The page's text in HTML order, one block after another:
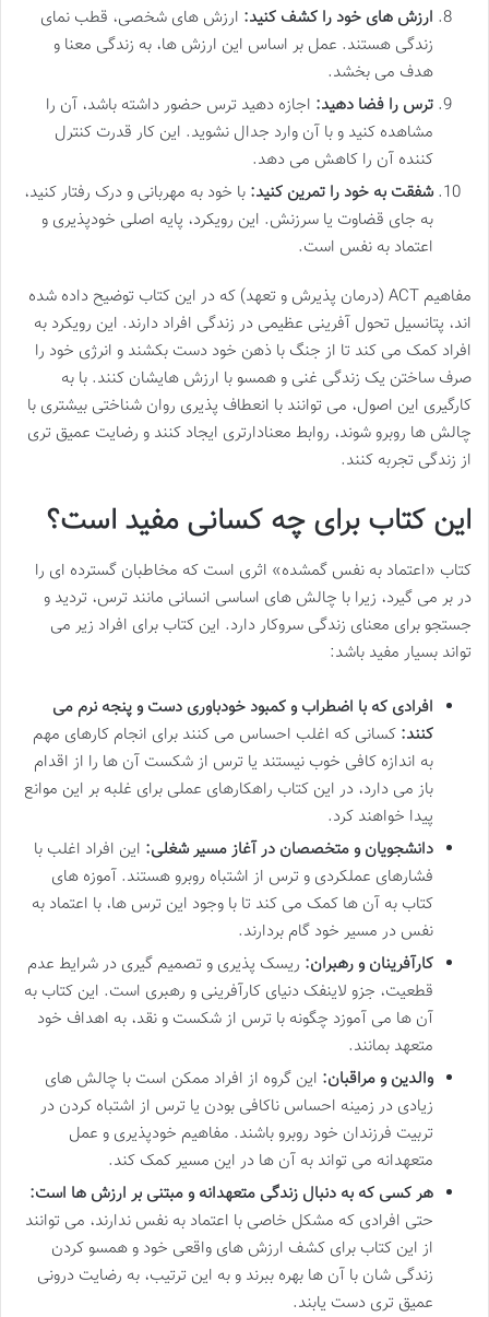
ارزش های خود را کشف کنید: ارزش های شخصی، قطب نمای
زندگی هستند. عمل بر اساس این ارزش ها، به زندگی معنا و
هدف می بخشد.
ترس را فضا دهید: اجازه دهید ترس حضور داشته باشد، آن را
مشاهده کنید و با آن وارد جدال نشوید. این کار قدرت کنترل
کننده آن را کاهش می دهد.
شفقت به خود را تمرین کنید: با خود به مهربانی و درک رفتار کنید،
به جای قضاوت یا سرزنش. این رویکرد، پایه اصلی خودپذیری و
اعتماد به نفس است.
مفاهیم ACT (درمان پذیرش و تعهد) که در این کتاب توضیح داده شده
اند، پتانسیل تحول آفرینی عظیمی در زندگی افراد دارند. این رویکرد به
افراد کمک می کند تا از جنگ با ذهن خود دست بکشند و انرژی خود را
صرف ساختن یک زندگی غنی و همسو با ارزش هایشان کنند. با به
کارگیری این اصول، می توانند با انعطاف پذیری روان شناختی بیشتری با
چالش ها روبرو شوند، روابط معنادارتری ایجاد کنند و رضایت عمیق تری
از زندگی تجربه کنند.
این کتاب برای چه کسانی مفید است؟
کتاب «اعتماد به نفس گمشده» اثری است که مخاطبان گسترده ای را
در بر می گیرد، زیرا با چالش های اساسی انسانی مانند ترس، تردید و
جستجو برای معنای زندگی سروکار دارد. این کتاب برای افراد زیر می
تواند بسیار مفید باشد:
افرادی که با اضطراب و کمبود خودباوری دست و پنجه نرم می
کنند: کسانی که اغلب احساس می کنند برای انجام کارهای مهم
به اندازه کافی خوب نیستند یا ترس از شکست آن ها را از اقدام
باز می دارد، در این کتاب راهکارهای عملی برای غلبه بر این موانع
پیدا خواهند کرد.
دانشجویان و متخصصان در آغاز مسیر شغلی: این افراد اغلب با
فشارهای عملکردی و ترس از اشتباه روبرو هستند. آموزه های
کتاب به آن ها کمک می کند تا با وجود این ترس ها، با اعتماد به
نفس در مسیر خود گام بردارند.
کارآفرینان و رهبران: ریسک پذیری و تصمیم گیری در شرایط عدم
قطعیت، جزو لاینفک دنیای کارآفرینی و رهبری است. این کتاب به
آن ها می آموزد چگونه با ترس از شکست و نقد، به اهداف خود
متعهد بمانند.
والدین و مراقبان: این گروه از افراد ممکن است با چالش های
زیادی در زمینه احساس ناکافی بودن یا ترس از اشتباه کردن در
تربیت فرزندان خود روبرو باشند. مفاهیم خودپذیری و عمل
متعهدانه می تواند به آن ها در این مسیر کمک کند.
هر کسی که به دنبال زندگی متعهدانه و مبتنی بر ارزش ها است:
حتی افرادی که مشکل خاصی با اعتماد به نفس ندارند، می توانند
از این کتاب برای کشف ارزش های واقعی خود و همسو کردن
زندگی شان با آن ها بهره ببرند و به این ترتیب، به رضایت درونی
عمیق تری دست یابند.